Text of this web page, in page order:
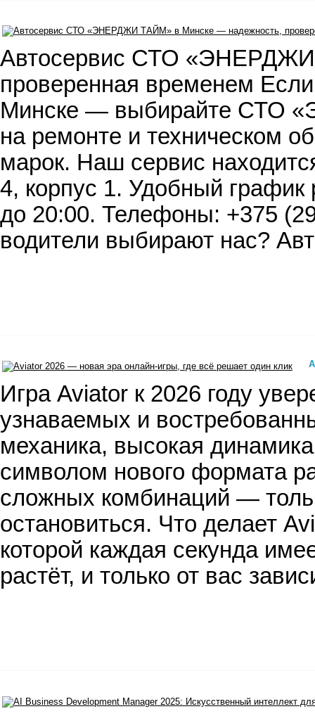
Автосервис СТО
проверенная временем
Минске — выбирайте СТО
на ремонте и техническом
марок. Наш сервис
4, корпус 1. Удобный график
до 20:00. Телефоны: +375
водители выбирают нас?
Игра Aviator к 2026 году
узнаваемых и
механика, высокая
символом нового формата
сложных комбинаций —
остановиться. Что делает
которой каждая секунда
растёт, и только от вас